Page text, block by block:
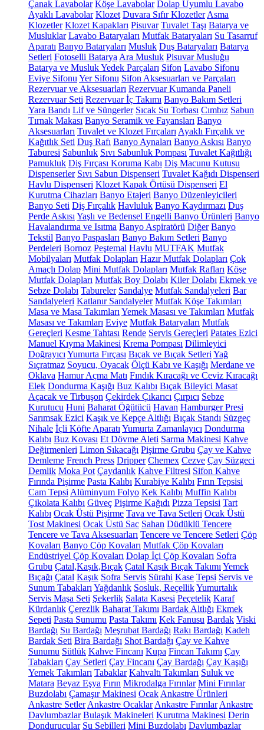
Çanak Lavabolar Köşe Lavabolar Dolap Uyumlu Lavabo
Ayaklı Lavabolar Klozet Duvara Sıfır Klozetler Asma
Klozetler Klozet Kapakları Pisuvar Tuvalet Taşı Batarya ve
Musluklar Lavabo Bataryaları Mutfak Bataryaları Su Tasarruf
Aparatı Banyo Bataryaları Musluk Duş Bataryaları Batarya
Setleri Fotoselli Batarya Ara Musluk Pisuvar Musluğu
Batarya ve Musluk Yedek Parçaları Sifon Lavabo Sifonu
Eviye Sifonu Yer Sifonu Sifon Aksesuarları ve Parçaları
Rezervuar ve Aksesuarları Rezervuar Kumanda Paneli
Rezervuar Seti Rezervuar İç Takımı Banyo Bakım Setleri
Yara Bandı Lif ve Süngerler Sıcak Su Torbası Cımbız Sabun
Tırnak Makası Banyo Seramik ve Fayansları Banyo
Aksesuarları Tuvalet ve Klozet Fırçaları Ayaklı Fırçalık ve
Kağıtlık Seti Duş Rafı Banyo Aynaları Banyo Askısı Banyo
Taburesi Sabunluk Sıvı Sabunluk Pompası Tuvalet Kağıtlığı
Pamukluk Diş Fırçası Koruma Kabı Diş Macunu Kutusu
Dispenserler Sıvı Sabun Dispenseri Tuvalet Kağıdı Dispenseri
Havlu Dispenseri Klozet Kapak Örtüsü Dispenseri El
Kurutma Cihazları Banyo Etajeri Banyo Düzenleyicileri
Banyo Seti Diş Fırçalık Havluluk Banyo Kaydırmazı Duş
Perde Askısı Yaşlı ve Bedensel Engelli Banyo Ürünleri Banyo
Havalandırma ve Isıtma Banyo Aspiratörü Diğer Banyo
Tekstil Banyo Paspasları Banyo Bakım Setleri Banyo
Perdeleri Bornoz Peştemal Havlu MUTFAK Mutfak
Mobilyaları Mutfak Dolapları Hazır Mutfak Dolapları Çok
Amaçlı Dolap Mini Mutfak Dolapları Mutfak Rafları Köşe
Mutfak Dolapları Mutfak Boy Dolabı Kiler Dolabı Ekmek ve
Sebze Dolabı Tabureler Sandalye Mutfak Sandalyeleri Bar
Sandalyeleri Katlanır Sandalyeler Mutfak Köşe Takımları
Masa ve Masa Takımları Yemek Masası ve Takımları Mutfak
Masası ve Takımları Eviye Mutfak Bataryaları Mutfak
Gereçleri Kesme Tahtası Rende Servis Gereçleri Patates Ezici
Manuel Kıyma Makinesi Krema Pompası Dilimleyici
Doğrayıcı Yumurta Fırçası Bıçak ve Bıçak Setleri Yağ
Sıçratmaz Soyucu, Oyacak Ölçü Kabı ve Kaşığı Merdane ve
Oklava Hamur Açma Matı Fındık Kıracağı ve Ceviz Kıracağı
Elek Dondurma Kaşığı Buz Kalıbı Bıçak Bileyici Masat
Açacak ve Tirbuşon Çekirdek Çıkarıcı Çırpıcı Sebze
Kurutucu Huni Baharat Öğütücü Havan Hamburger Presi
Sarımsak Ezici Kaşık ve Kepçe Altlığı Bıçak Standı Süzgeç
Nihale İçli Köfte Aparatı Yumurta Zamanlayıcı Dondurma
Kalıbı Buz Kovası Et Dövme Aleti Sarma Makinesi Kahve
Değirmenleri Limon Sıkacağı Pişirme Grubu Çay ve Kahve
Demleme French Press Dripper Chemex Cezve Çay Süzgeci
Demlik Moka Pot Çaydanlık Kahve Filtresi Sifon Kahve
Fırında Pişirme Pasta Kalıbı Kurabiye Kalıbı Fırın Tepsisi
Cam Tepsi Alüminyum Folyo Kek Kalıbı Muffin Kalıbı
Çikolata Kalıbı Güveç Pişirme Kağıdı Pizza Tepsisi Tart
Kalıbı Ocak Üstü Pişirme Tava ve Tava Setleri Ocak Üstü
Tost Makinesi Ocak Üstü Sac Sahan Düdüklü Tencere
Tencere ve Tava Aksesuarları Tencere ve Tencere Setleri Çöp
Kovaları Banyo Çöp Kovaları Mutfak Çöp Kovaları
Endüstriyel Çöp Kovaları Dolap İçi Çöp Kovaları Sofra
Grubu Çatal,Kaşık,Bıçak Çatal Kaşık Bıçak Takımı Yemek
Bıçağı Çatal Kaşık Sofra Servis Sürahi Kase Tepsi Servis ve
Sunum Tabakları Yağdanlık Sosluk, ReçellikYumurtalık
Servis Maşa Seti Şekerlik Salata Kasesi Peçetelik Karaf
Kürdanlık Çerezlik Baharat Takımı Bardak Altlığı Ekmek
Sepeti Pasta Sunumu Pasta Takımı Kek Fanusu Bardak Viski
Bardağı Su Bardağı Meşrubat Bardağı Rakı Bardağı Kadeh
Bardak Seti Bira Bardağı Shot Bardağı Çay ve Kahve
Sunumu Sütlük Kahve Fincanı Kupa Fincan Takımı Çay
Tabakları Çay Setleri Çay Fincanı Çay Bardağı Çay Kaşığı
Yemek Takımları Tabaklar Kahvaltı Takımları Suluk ve
Matara Beyaz Eşya Fırın Mikrodalga Fırınlar Mini Fırınlar
Buzdolabı Çamaşır Makinesi Ocak Ankastre Ürünleri
Ankastre Setler Ankastre Ocaklar Ankastre Fırınlar Ankastre
Davlumbazlar Bulaşık Makineleri Kurutma Makinesi Derin
Dondurucular Su Sebilleri Mini Buzdolabı Davlumbazlar